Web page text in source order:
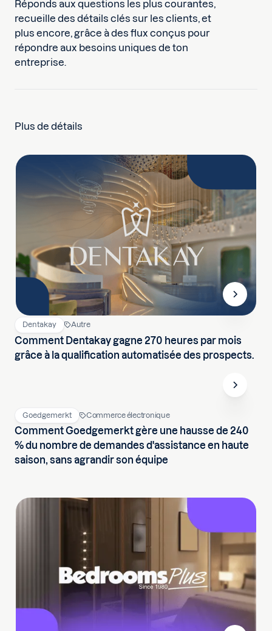
Réponds aux questions les plus courantes,
recueille des détails clés sur les clients, et
plus encore, grâce à des flux conçus pour
répondre aux besoins uniques de ton
entreprise.
Plus de détails
Dentakay Autre
Comment Dentakay gagne 270 heures par mois
grâce à la qualification automatisée des prospects.
Goedgemerkt Commerce électronique
Comment Goedgemerkt gère une hausse de 240
% du nombre de demandes d'assistance en haute
saison, sans agrandir son équipe